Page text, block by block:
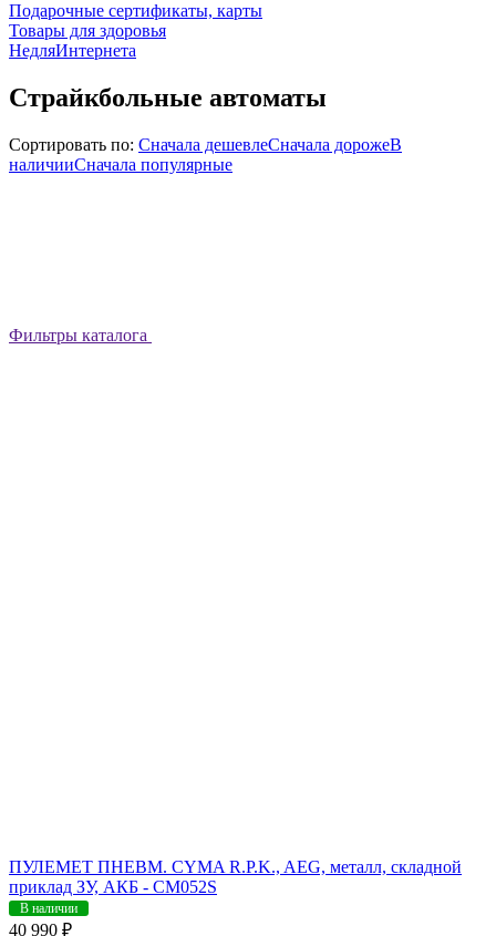
Подарочные сертификаты, карты
Товары для здоровья
НедляИнтернета
Страйкбольные автоматы
Сортировать по: Сначала дешевлеСначала дорожеВ
наличииСначала популярные
Фильтры каталога
ПУЛЕМЕТ ПНЕВМ. CYMA R.P.K., AEG, металл, складной
приклад ЗУ, АКБ - CM052S
В наличии
40 990 ₽